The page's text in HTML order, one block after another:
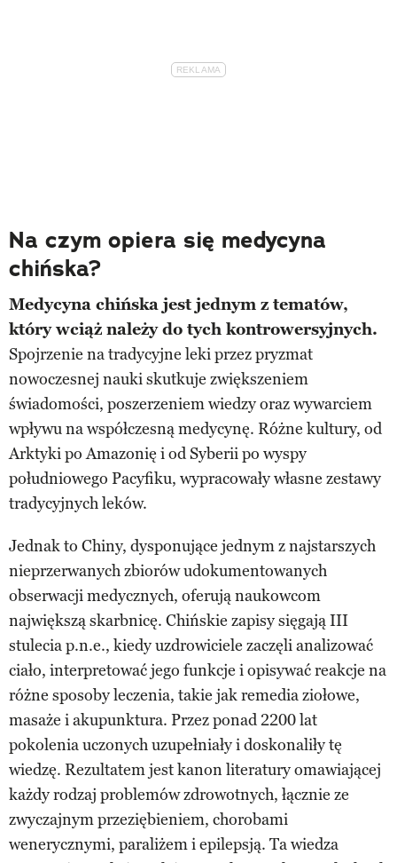
Na czym opiera się medycyna
chińska?
Medycyna chińska jest jednym z tematów,
który wciąż należy do tych kontrowersyjnych.
Spojrzenie na tradycyjne leki przez pryzmat
nowoczesnej nauki skutkuje zwiększeniem
świadomości, poszerzeniem wiedzy oraz wywarciem
wpływu na współczesną medycynę. Różne kultury, od
Arktyki po Amazonię i od Syberii po wyspy
południowego Pacyfiku, wypracowały własne zestawy
tradycyjnych leków.
Jednak to Chiny, dysponujące jednym z najstarszych
nieprzerwanych zbiorów udokumentowanych
obserwacji medycznych, oferują naukowcom
największą skarbnicę. Chińskie zapisy sięgają III
stulecia p.n.e., kiedy uzdrowiciele zaczęli analizować
ciało, interpretować jego funkcje i opisywać reakcje na
różne sposoby leczenia, takie jak remedia ziołowe,
masaże i akupunktura. Przez ponad 2200 lat
pokolenia uczonych uzupełniały i doskonaliły tę
wiedzę. Rezultatem jest kanon literatury omawiającej
każdy rodzaj problemów zdrowotnych, łącznie ze
zwyczajnym przeziębieniem, chorobami
wenerycznymi, paraliżem i epilepsją. Ta wiedza